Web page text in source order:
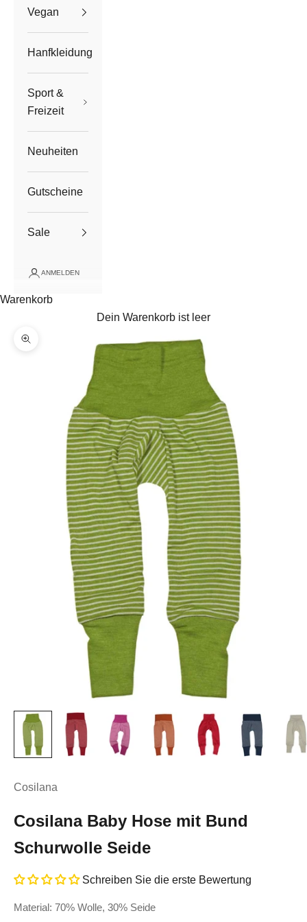
Vegan
Hanfkleidung
Sport &
Freizeit
Neuheiten
Gutscheine
Sale
ANMELDEN
Warenkorb
Dein Warenkorb ist leer
Bild vergrößern
Cosilana
Cosilana Baby Hose mit Bund
Schurwolle Seide
Schreiben Sie die erste Bewertung
Material: 70% Wolle, 30% Seide